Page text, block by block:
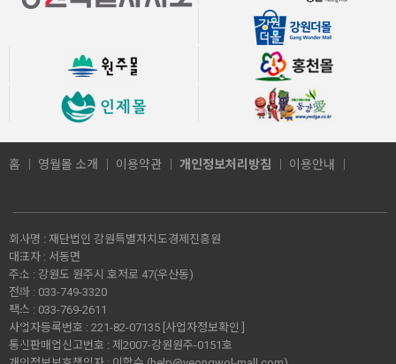
홈 영월몰 소개 이용약관 개인정보처리방침 이용안내
회사명 : 재단법인 강원특별자치도경제진흥원
대표자 : 서동면
주소 : 강원도 원주시 호저로 47(우산동)
전화 : 033-749-3320
팩스 : 033-769-2611
사업자등록번호 : 221-82-07135 [사업자정보확인 ]
통신판매업신고번호 : 제2007-강원원주-0151호